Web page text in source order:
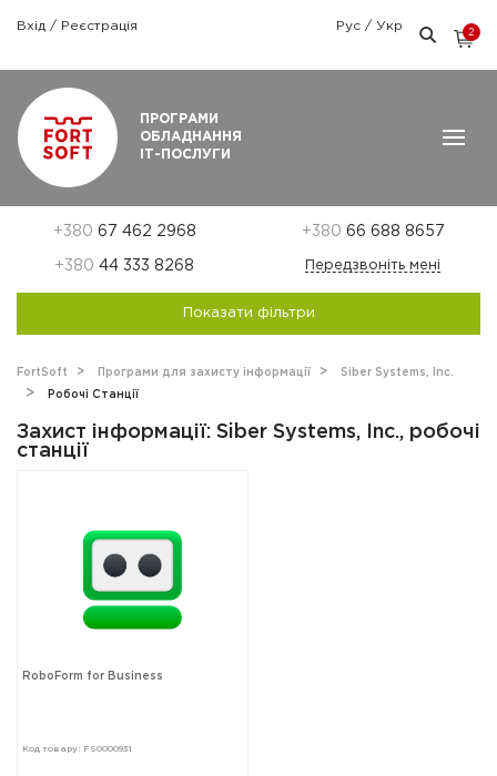
Вхід / Реєстрація Рус / Укр
2
ПРОГРАМИ
ОБЛАДНАННЯ
ІТ-ПОСЛУГИ
+380 67 462 2968 +380 66 688 8657
+380 44 333 8268 Передзвоніть мені
Показати фільтри
FortSoft Програми для захисту інформації Siber Systems, Inc.
Робочі Станції
Захист інформації: Siber Systems, Inc., робочі
станції
RoboForm for Business
Код товару: FS0000931